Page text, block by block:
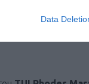
Data
Marathon